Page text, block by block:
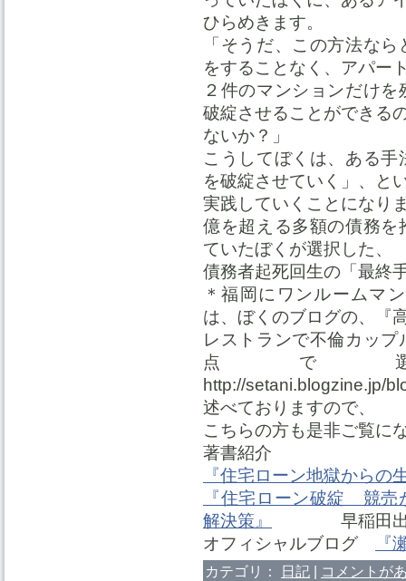
ひらめきます。
「そうだ、この方法な
をすることなく、アパー
２件のマンションだけ
破綻させることができる
ないか？」
こうしてぼくは、ある
を破綻させていく」、と
実践していくことになり
億を超える多額の債務
ていたぼくが選択した、
債務者起死回生の「最終
＊福岡にワンルームマ
は、ぼくのブログの、『
レストランで不倫カッ
点
http://setani.blogzine.jp/
述べておりますので、
こちらの方も是非ご覧に
著書紹介
『住宅ローン地獄からの
『住宅ローン破綻 競売
解決策』
早稲田出
オフィシャルブログ
『
カテゴリ： 日記 | コメントが